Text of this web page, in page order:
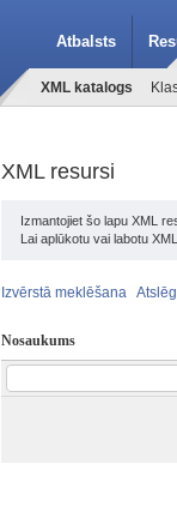
Atbalsts
XML katalogs
XML resursi
Izmantojiet šo lapu XML
Lai aplūkotu vai labotu
Izvērstā meklēšana
Nosaukums